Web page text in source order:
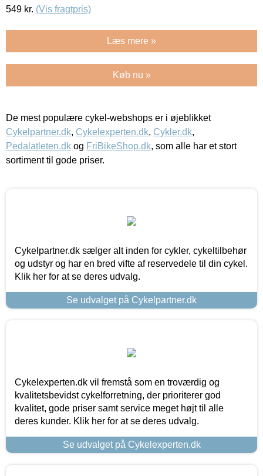
549 kr. (Vis fragtpris)
Læs mere »
Køb nu »
De mest populære cykel-webshops er i øjeblikket
Cykelpartner.dk, Cykelexperten.dk, Cykler.dk,
Pedalatleten.dk og FriBikeShop.dk, som alle har et stort
sortiment til gode priser.
Cykelpartner.dk sælger alt inden for cykler, cykeltilbehør
og udstyr og har en bred vifte af reservedele til din cykel.
Klik her for at se deres udvalg.
Se udvalget på Cykelpartner.dk
Cykelexperten.dk vil fremstå som en troværdig og
kvalitetsbevidst cykelforretning, der prioriterer god
kvalitet, gode priser samt service meget højt til alle
deres kunder. Klik her for at se deres udvalg.
Se udvalget på Cykelexperten.dk